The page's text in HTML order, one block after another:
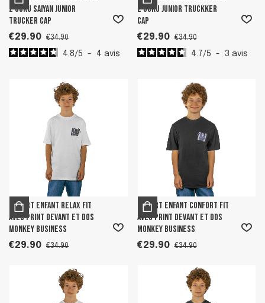
Z Goku Saiyan Junior
Trucker Cap
€29.90 €34.90
4.8/5 - 4 avis
Z Goku Junior Truckker
Cap
€29.90 €34.90
4.7/5 - 3 avis
T-shirt enfant relax fit
avec print devant et dos
Monkey Business
€29.90 €34.90
T-shirt enfant confort fit
avec print devant et dos
Monkey Business
€29.90 €34.90